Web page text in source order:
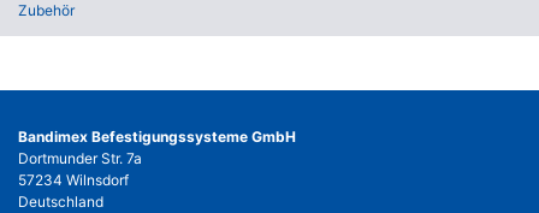
Zubehör
Bandimex Befestigungssysteme GmbH
Dortmunder Str. 7a
57234 Wilnsdorf
Deutschland